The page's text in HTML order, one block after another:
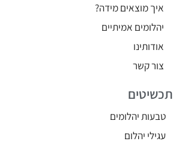
איך מוצאים מידה?
יהלומים אמיתיים
אודותינו
צור קשר
תכשיטים
טבעות יהלומים
עגילי יהלום